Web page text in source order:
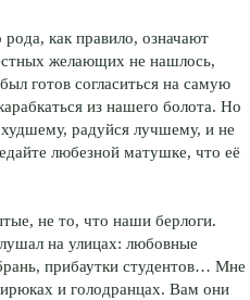
как правило, означают
желающих не нашлось,
готов согласиться на самую
из нашего болота. Но
радуйся лучшему, и не
любезной матушке, что её
не то, что наши берлоги.
на улицах: любовные
прибаутки студентов… Мне
и голодранцах. Вам они